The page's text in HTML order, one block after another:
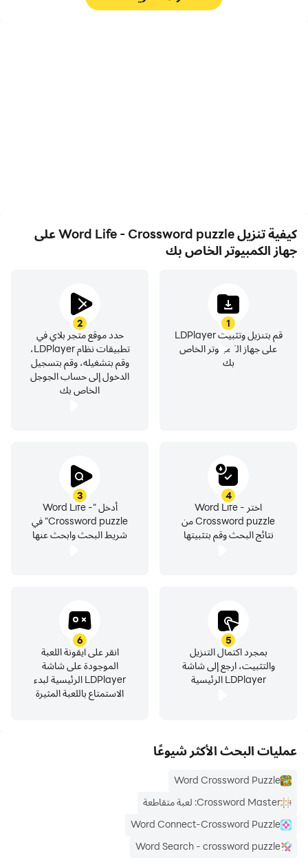
كيفية تنزيل Word Life - Crossword puzzle على
جهاز الكمبيوتر الخاص بك
1
قم بتنزيل وتثبيت LDPlayer
على جهاز الكمبيوتر الخاص
بك
2
حدد موقع متجر بلاي في
تطبيقات نظام LDPlayer،
وقم بتشغيله، وقم بتسجيل
الدخول إلى حساب الجوجل
الخاص بك
3
أدخل "Word Life -
Crossword puzzle" في
شريط البحث وابحث عنها
4
اختر Word Life -
Crossword puzzle من
نتائج البحث وقم بتثبيتها
5
بمجرد اكتمال التنزيل
والتثبيت، ارجع إلى شاشة
LDPlayer الرئيسية
6
انقر على أيقونة اللعبة
الموجودة على شاشة
LDPlayer الرئيسية لبدء
الاستمتاع باللعبة المثيرة
عمليات البحث الأكثر شيوعًا
Word Crossword Puzzle
Crossword Master: لعبة متقاطعة
Word Connect-Crossword Puzzle
Word Search - crossword puzzle